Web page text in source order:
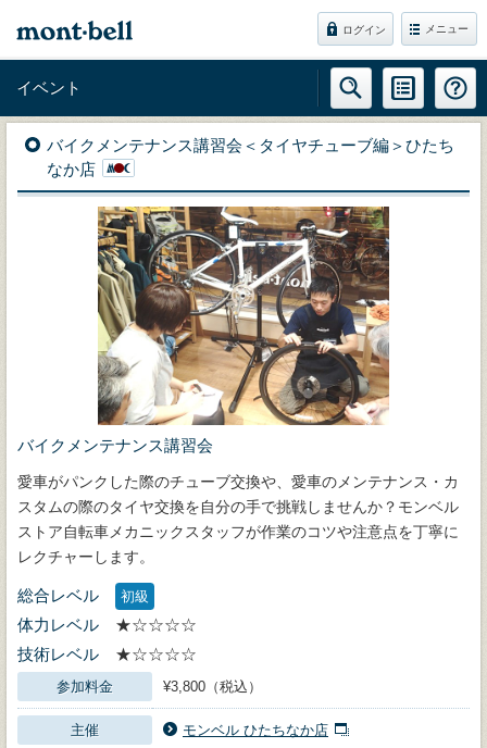
ログイン メニュー
イベント
バイクメンテナンス講習会＜タイヤチューブ編＞ひたち
なか店
バイクメンテナンス講習会
愛車がパンクした際のチューブ交換や、愛車のメンテナンス・カ
スタムの際のタイヤ交換を自分の手で挑戦しませんか？モンベル
ストア自転車メカニックスタッフが作業のコツや注意点を丁寧に
レクチャーします。
総合レベル 初級
体力レベル
★☆☆☆☆
技術レベル
★☆☆☆☆
参加料金 ¥3,800（税込）
主催 モンベル ひたちなか店